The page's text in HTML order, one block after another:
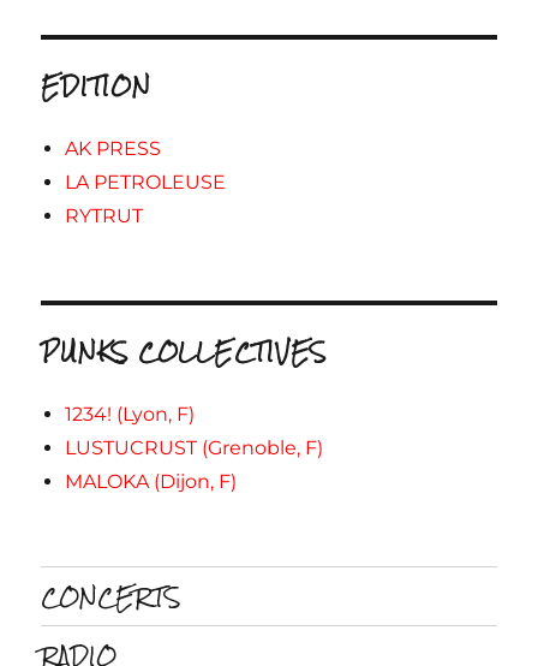
EDITION
AK PRESS
LA PETROLEUSE
RYTRUT
PUNKS COLLECTIVES
1234! (Lyon, F)
LUSTUCRUST (Grenoble, F)
MALOKA (Dijon, F)
CONCERTS
RADIO